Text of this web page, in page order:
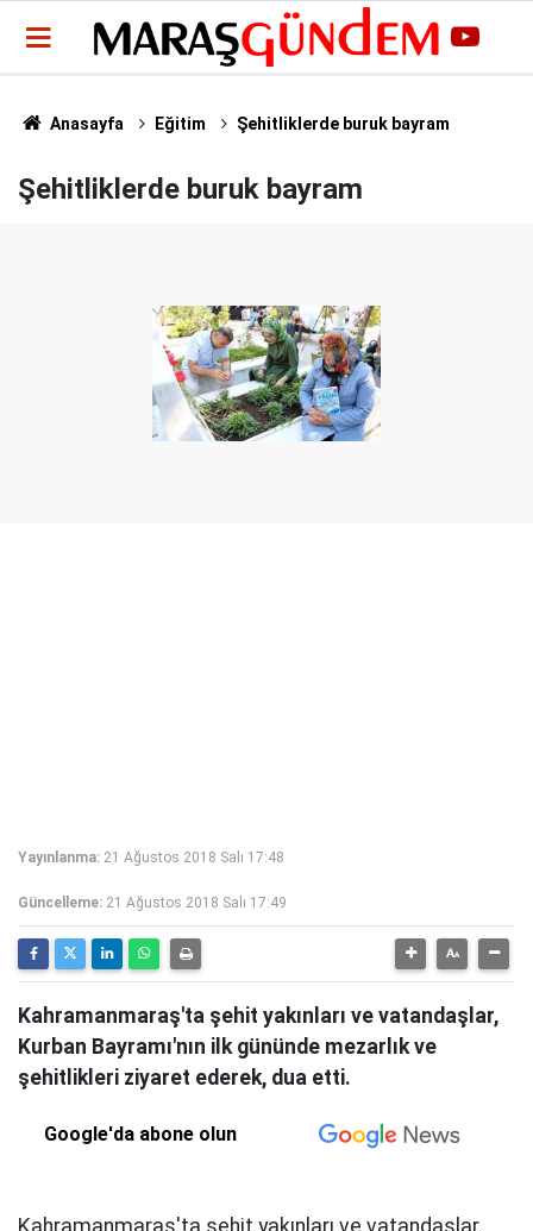
Anasayfa Eğitim Şehitliklerde buruk bayram
Şehitliklerde buruk bayram
Yayınlanma: 21 Ağustos 2018 Salı 17:48
Güncelleme: 21 Ağustos 2018 Salı 17:49
Kahramanmaraş'ta şehit yakınları ve vatandaşlar,
Kurban Bayramı'nın ilk gününde mezarlık ve
şehitlikleri ziyaret ederek, dua etti.
Google'da abone olun
Kahramanmaraş'ta şehit yakınları ve vatandaşlar,